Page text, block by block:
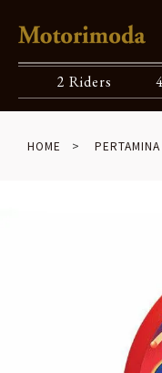
2 Riders
HOME PERTAMINA